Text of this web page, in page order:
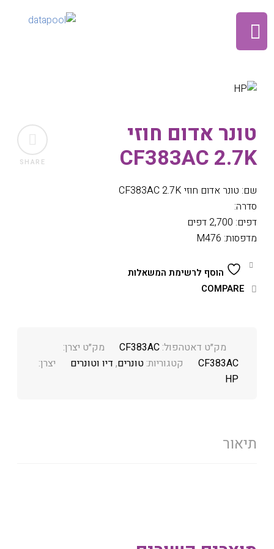
SHARE
טונר אדום חוזי
CF383AC 2.7K
שם: טונר אדום חוזי CF383AC 2.7K
סדרה:
דפים: 2,700 דפים
מדפסות: M476
הוסף לרשימת המשאלות
COMPARE
מק״ט דאטהפול:CF383AC
מק״ט יצרן:
CF383AC
קטגוריות:טונרים, דיו וטונרים
יצרן:
HP
תיאור